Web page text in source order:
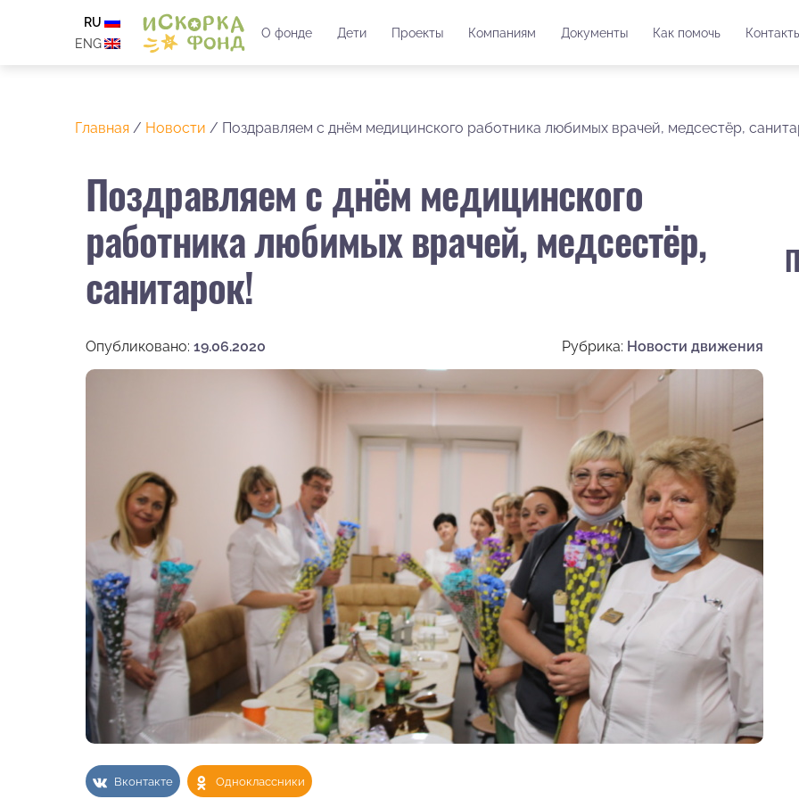
RU
ENG
О фонде Дети Проекты Компаниям Документы Как помочь
Главная / Новости / Поздравляем с днём медицинского работника любимых врачей, медсестёр,
Поздравляем с днём медицинского
работника любимых врачей, медсестёр,
санитарок!
Опубликовано: 19.06.2020 Рубрика: Новости движения
Вконтакте Одноклассники